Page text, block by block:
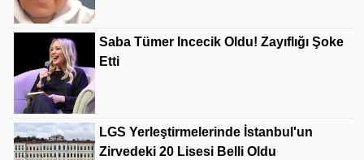
Saba Tümer Incecik Oldu! Zayıflığı Şoke
Etti
LGS Yerleştirmelerinde İstanbul'un
Zirvedeki 20 Lisesi Belli Oldu